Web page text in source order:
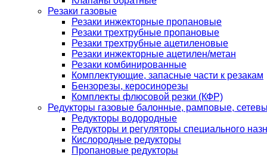
Резаки газовые
Резаки инжекторные пропановые
Резаки трехтрубные пропановые
Резаки трехтрубные ацетиленовые
Резаки инжекторные ацетилен/метан
Резаки комбинированные
Комплектующие, запасные части к резакам
Бензорезы, керосинорезы
Комплекты флюсовой резки (КФР)
Редукторы газовые балонные, рамповые,
Редукторы водородные
Редукторы и регуляторы специального
Кислородные редукторы
Пропановые редукторы